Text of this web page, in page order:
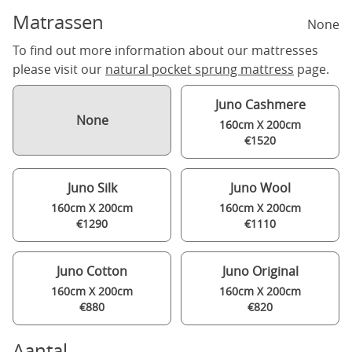
Matrassen
None
To find out more information about our mattresses
please visit our natural pocket sprung mattress page.
None
Juno Cashmere
160cm X 200cm
€1520
Juno Silk
160cm X 200cm
€1290
Juno Wool
160cm X 200cm
€1110
Juno Cotton
160cm X 200cm
€880
Juno Original
160cm X 200cm
€820